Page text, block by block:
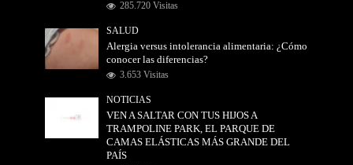
285.720 Visitas
SALUD
Alergia versus intolerancia alimentaria: ¿Cómo
conocer las diferencias?
3.653 Visitas
NOTICIAS
VEN A SALTAR CON TUS HIJOS A
TRAMPOLINE PARK, EL PARQUE DE
CAMAS ELÁSTICAS MÁS GRANDE DEL
PAÍS